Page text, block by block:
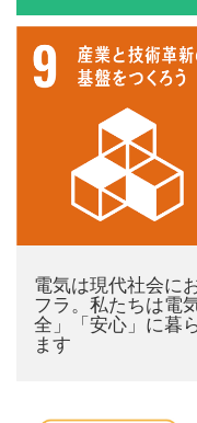
電気は現代社会に
フラ。私たちは電
全」「安心」に暮
ます